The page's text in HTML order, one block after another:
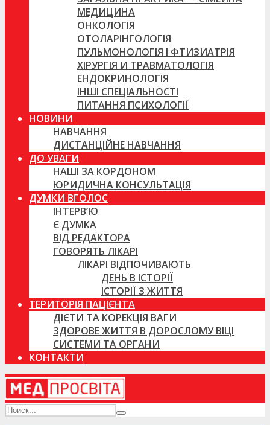
МЕДИЦИНА
ОНКОЛОГІЯ
ОТОЛАРІНГОЛОГІЯ
ПУЛЬМОНОЛОГІЯ І ФТИЗИАТРІЯ
ХІРУРГІЯ И ТРАВМАТОЛОГІЯ
ЕНДОКРИНОЛОГІЯ
ІНШІ СПЕЦІАЛЬНОСТІ
ПИТАННЯ ПСИХОЛОГІЇ
НОВИНИ
НАВЧАННЯ
ДИСТАНЦІЙНЕ НАВЧАННЯ
ДО УВАГИ
НАШІ ЗА КОРДОНОМ
ЮРИДИЧНА КОНСУЛЬТАЦІЯ
ДУМКИ ВГОЛОС
ІНТЕРВ’Ю
Є ДУМКА
ВІД РЕДАКТОРА
ГОВОРЯТЬ ЛІКАРІ
ЛІКАРІ ВІДПОЧИВАЮТЬ
ДЕНЬ В ІСТОРІЇ
ІСТОРІЇ З ЖИТТЯ
ТЕРИТОРІЯ ПАЦІЄНТА
ДІЄТИ ТА КОРЕКЦІЯ ВАГИ
ЗДОРОВЕ ЖИТТЯ В ДОРОСЛОМУ ВІЦІ
СИСТЕМИ ТА ОРГАНИ
КОНТАКТИ